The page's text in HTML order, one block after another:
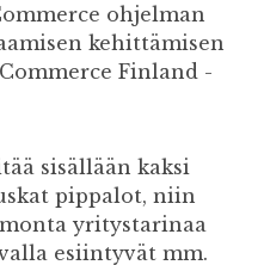
ohjelman
kehittämisen
Finland -
sisällään kaksi
pippalot, niin
yritystarinaa
esiintyvät mm.